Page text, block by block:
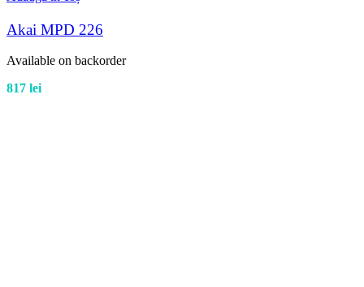
Akai MPD 226
Available on backorder
817 lei